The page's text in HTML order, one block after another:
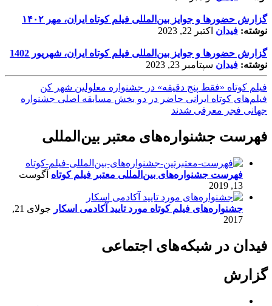
گزارش حضورها و جوایز بین‌المللی فیلم کوتاه ایران، مهر ۱۴۰۲
نوشته: فیدان اکتبر 22, 2023
گزارش حضورها و جوایز بین‌المللی فیلم کوتاه ایران، شهریور 1402
نوشته: فیدان سپتامبر 23, 2023
فیلم کوتاه «فقط پنج دقیقه» در جشنواره معلولین شهر کن
فیلم‌های کوتاه ایرانی حاضر در دو بخش مسابقه اصلی جشنواره
جهانی فجر معرفی شدند
فهرست جشنواره‌های معتبر بین‌المللی
فهرست جشنواره‌های بین‌المللی معتبر فیلم کوتاه آگوست
13, 2019
جشنواره‌های فیلم کوتاه مورد تایید آکادمی اسکار
جولای 21,
2017
فیدان در شبکه‌های اجتماعی
گزارش